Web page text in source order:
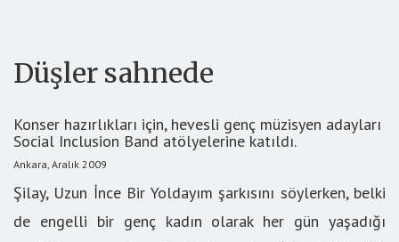
Düşler sahnede
Konser hazırlıkları için, hevesli genç müzisyen adayları
Social Inclusion Band atölyelerine katıldı.
Ankara, Aralık 2009
Şilay, Uzun İnce Bir Yoldayım şarkısını söylerken, belki
de engelli bir genç kadın olarak her gün yaşadığı